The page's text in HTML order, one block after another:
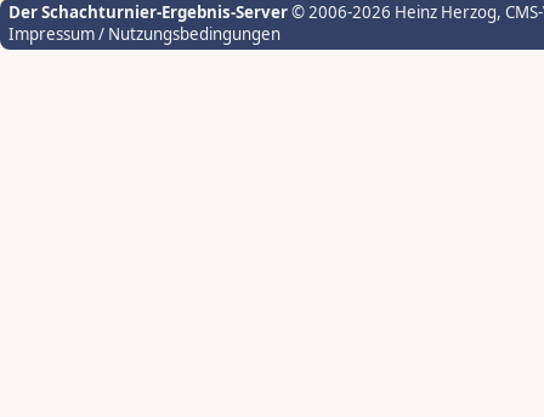
Der Schachturnier-Ergebnis-Server© 2006-2026 Heinz Herzog,
Impressum / Nutzungsbedingungen